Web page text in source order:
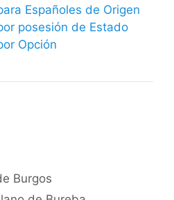
Españoles de Origen
posesión de Estado
Opción
Burgos